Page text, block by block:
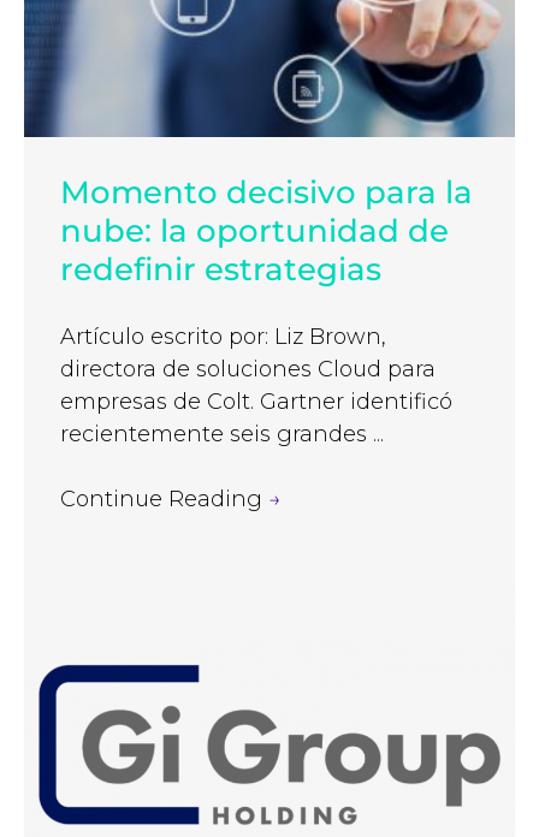
Momento decisivo para la
nube: la oportunidad de
redefinir estrategias
Artículo escrito por: Liz Brown,
directora de soluciones Cloud para
empresas de Colt. Gartner identificó
recientemente seis grandes ...
Continue Reading →